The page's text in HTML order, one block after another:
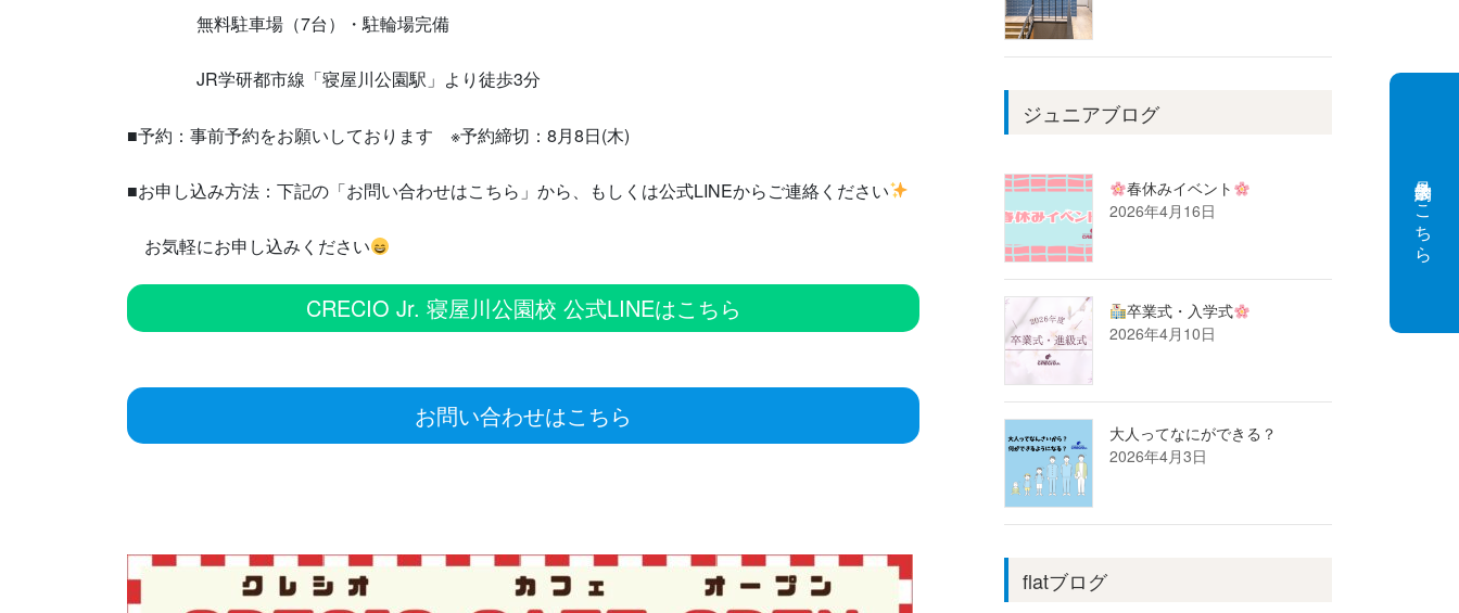
見学会予約はこちら
無料駐車場（7台）・駐輪場完備
JR学研都市線「寝屋川公園駅」より徒歩3分
■予約：事前予約をお願いしております ※予約締切：8月8日(木)
■お申し込み方法：下記の「お問い合わせはこちら」から、もしくは公式LINEからご連絡ください
お気軽にお申し込みください
CRECIO Jr. 寝屋川公園校 公式LINEはこちら
お問い合わせはこちら
ジュニアブログ
春休みイベント
2026年4月16日
卒業式・入学式
2026年4月10日
大人ってなにができる？
2026年4月3日
flatブログ